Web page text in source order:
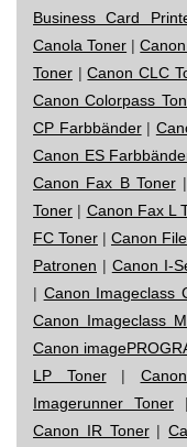
Business Card
Canola Toner |
Toner |Canon CLC
Canon Colorpass
CP Farbbänder|
Canon ES
Canon Fax B Toner
Toner | Canon Fax L
FC Toner | Canon
Patronen | Canon I-
| Canon Imageclass
Canon Imageclass
Canon
LP Toner|
Imagerunner Toner
Canon IR Toner|